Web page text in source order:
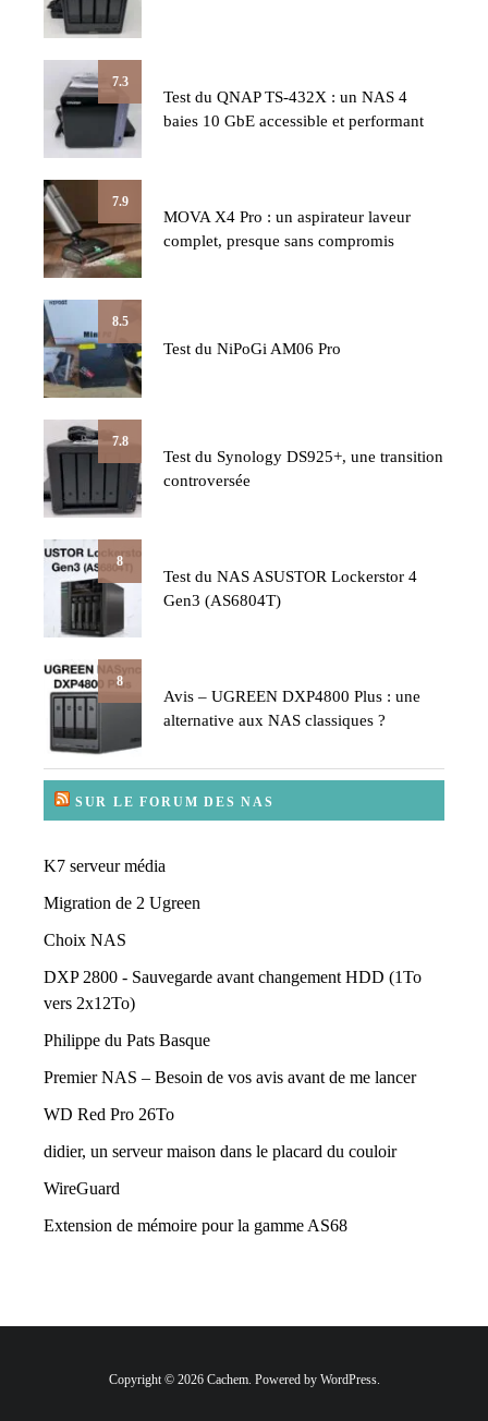
7.3
Test du QNAP TS-432X : un NAS 4
baies 10 GbE accessible et performant
7.9
MOVA X4 Pro : un aspirateur laveur
complet, presque sans compromis
8.5
Test du NiPoGi AM06 Pro
7.8
Test du Synology DS925+, une transition
controversée
8
Test du NAS ASUSTOR Lockerstor 4
Gen3 (AS6804T)
8
Avis – UGREEN DXP4800 Plus : une
alternative aux NAS classiques ?
SUR LE FORUM DES NAS
K7 serveur média
Migration de 2 Ugreen
Choix NAS
DXP 2800 - Sauvegarde avant changement HDD (1To
vers 2x12To)
Philippe du Pats Basque
Premier NAS – Besoin de vos avis avant de me lancer
WD Red Pro 26To
didier, un serveur maison dans le placard du couloir
WireGuard
Extension de mémoire pour la gamme AS68
Copyright © 2026 Cachem. Powered by WordPress.